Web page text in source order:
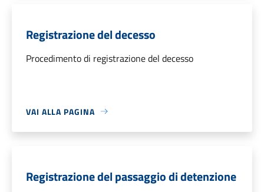
Registrazione del decesso
Procedimento di registrazione del decesso
VAI ALLA PAGINA
Registrazione del passaggio di detenzione